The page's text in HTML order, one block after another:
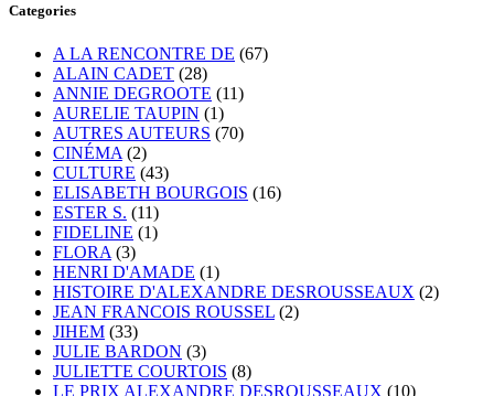
Categories
A LA RENCONTRE DE (67)
ALAIN CADET (28)
ANNIE DEGROOTE (11)
AURELIE TAUPIN (1)
AUTRES AUTEURS (70)
CINÉMA (2)
CULTURE (43)
ELISABETH BOURGOIS (16)
ESTER S. (11)
FIDELINE (1)
FLORA (3)
HENRI D'AMADE (1)
HISTOIRE D'ALEXANDRE DESROUSSEAUX (2)
JEAN FRANCOIS ROUSSEL (2)
JIHEM (33)
JULIE BARDON (3)
JULIETTE COURTOIS (8)
LE PRIX ALEXANDRE DESROUSSEAUX (10)